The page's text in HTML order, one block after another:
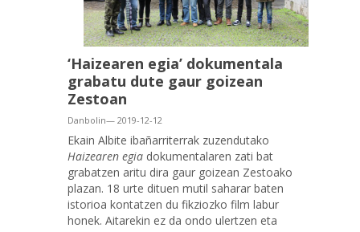
‘Haizearen egia’ dokumentala
grabatu dute gaur goizean
Zestoan
Danbolin— 2019-12-12
Ekain Albite ibañarriterrak zuzendutako
Haizearen egia dokumentalaren zati bat
grabatzen aritu dira gaur goizean Zestoako
plazan. 18 urte dituen mutil saharar baten
istorioa kontatzen du fikziozko film labur
honek. Aitarekin ez da ondo ulertzen eta